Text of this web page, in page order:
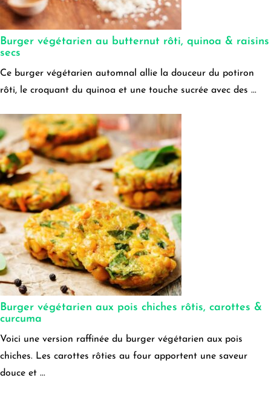
Burger végétarien au butternut rôti, quinoa & raisins
secs
Ce burger végétarien automnal allie la douceur du potiron
rôti, le croquant du quinoa et une touche sucrée avec des ...
Burger végétarien aux pois chiches rôtis, carottes &
curcuma
Voici une version raffinée du burger végétarien aux pois
chiches. Les carottes rôties au four apportent une saveur
douce et ...